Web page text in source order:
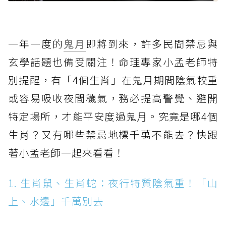
一年一度的鬼月 即將到來，許多民間禁忌與
玄學話題也備受關注！命理專家小孟老師特
別提醒，有「4個生肖」在鬼月期間陰氣較重
或容易吸收夜間穢氣，務必提高警覺、避開
特定場所，才能平安度過鬼月。究竟是哪4個
生肖？又有哪些禁忌地標千萬不能去？快跟
著小孟老師一起來看看！
1. 生肖鼠、生肖蛇：夜行特質陰氣重！「山
上、水邊」千萬別去